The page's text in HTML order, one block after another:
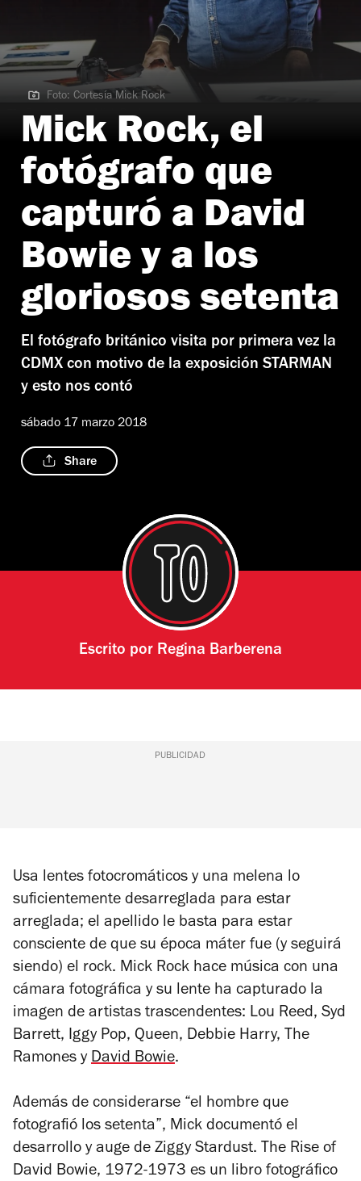
Foto: Cortesía Mick Rock
Foto: Cortesía Mick Rock
Mick Rock, el
fotógrafo que
capturó a David
Bowie y a los
gloriosos setenta
El fotógrafo británico visita por primera vez la
CDMX con motivo de la exposición STARMAN
y esto nos contó
sábado 17 marzo 2018
Share
Escrito por Regina Barberena
PUBLICIDAD
Usa lentes fotocromáticos y una melena lo
suficientemente desarreglada para estar
arreglada; el apellido le basta para estar
consciente de que su época máter fue (y seguirá
siendo) el rock. Mick Rock hace música con una
cámara fotográfica y su lente ha capturado la
imagen de artistas trascendentes: Lou Reed, Syd
Barrett, Iggy Pop, Queen, Debbie Harry, The
Ramones y David Bowie.
Además de considerarse “el hombre que
fotografió los setenta”, Mick documentó el
desarrollo y auge de Ziggy Stardust. The Rise of
David Bowie, 1972-1973 es un libro fotográfico